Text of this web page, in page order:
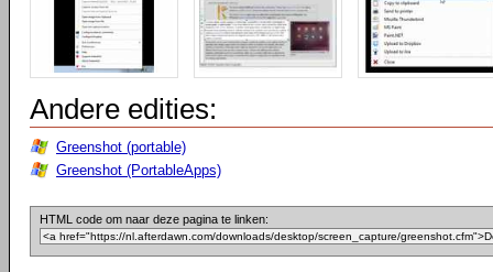
Andere edities:
Greenshot (portable)
Greenshot (PortableApps)
HTML code om naar deze pagina te linken: